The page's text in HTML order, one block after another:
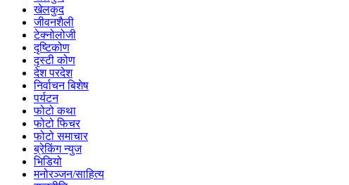
खेलकुद
जीवनशैली
टेक्नोलोजी
दृष्टिकोण
दृस्टी कोण
देश परदेश
निर्वाचन बिशेष
पर्यटन
फोटो कथा
फोटो फिचर
फोटो समाचार
ब्रेकिंग न्युज
भिडियो
मनोरञ्जन/साहित्य